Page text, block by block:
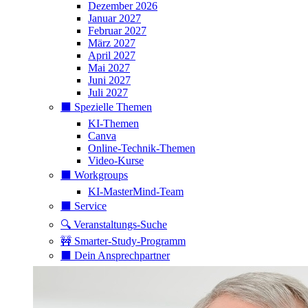
Dezember 2026
Januar 2027
Februar 2027
März 2027
April 2027
Mai 2027
Juni 2027
Juli 2027
⬛️ Spezielle Themen
KI-Themen
Canva
Online-Technik-Themen
Video-Kurse
⬛️ Workgroups
KI-MasterMind-Team
⬛️ Service
🔍 Veranstaltungs-Suche
🚧 Smarter-Study-Programm
⬛️ Dein Ansprechpartner